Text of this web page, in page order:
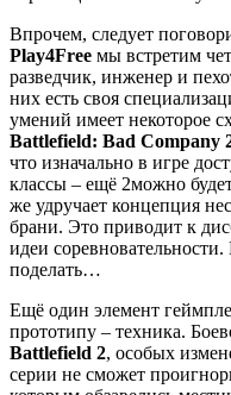
Впрочем, следует
Play4Free мы встретим
разведчик, инженер и
них есть своя
умений имеет некоторое
Battlefield: Bad Company
что изначально в игре
классы – ещё 2можно
же удручает концепция
брани. Это приводит к
идеи
поделать…
Ещё один элемент
прототипу – техника.
Battlefield 2, особых
серии не сможет